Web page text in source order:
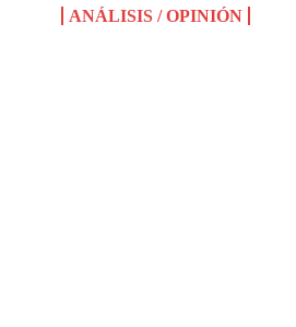
ANÁLISIS / OPINIÓN